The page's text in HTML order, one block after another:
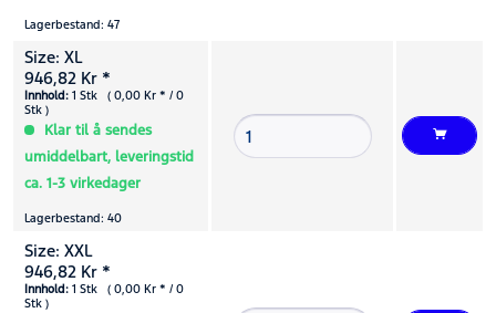
Lagerbestand: 47
Size: XL
946,82 Kr *
Innhold: 1 Stk ( 0,00 Kr * / 0
Stk )
Klar til å sendes
umiddelbart, leveringstid
ca. 1-3 virkedager
Lagerbestand: 40
Size: XXL
946,82 Kr *
Innhold: 1 Stk ( 0,00 Kr * / 0
Stk )